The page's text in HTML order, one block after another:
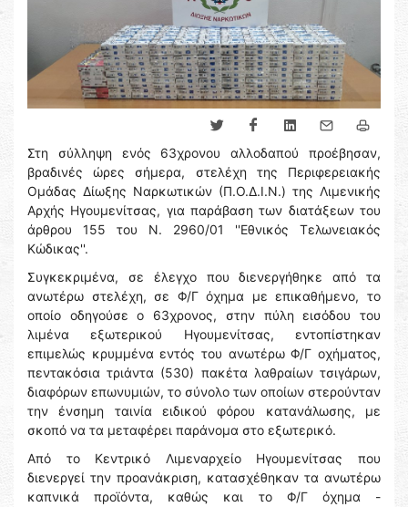
Στη σύλληψη ενός 63χρονου αλλοδαπού προέβησαν,
βραδινές ώρες σήμερα, στελέχη της Περιφερειακής
Ομάδας Δίωξης Ναρκωτικών (Π.Ο.Δ.Ι.Ν.) της Λιμενικής
Αρχής Ηγουμενίτσας, για παράβαση των διατάξεων του
άρθρου 155 του Ν. 2960/01 ''Εθνικός Τελωνειακός
Κώδικας''.
Συγκεκριμένα, σε έλεγχο που διενεργήθηκε από τα
ανωτέρω στελέχη, σε Φ/Γ όχημα με επικαθήμενο, το
οποίο οδηγούσε ο 63χρονος, στην πύλη εισόδου του
λιμένα εξωτερικού Ηγουμενίτσας, εντοπίστηκαν
επιμελώς κρυμμένα εντός του ανωτέρω Φ/Γ οχήματος,
πεντακόσια τριάντα (530) πακέτα λαθραίων τσιγάρων,
διαφόρων επωνυμιών, το σύνολο των οποίων στερούνταν
την ένσημη ταινία ειδικού φόρου κατανάλωσης, με
σκοπό να τα μεταφέρει παράνομα στο εξωτερικό.
Από το Κεντρικό Λιμεναρχείο Ηγουμενίτσας που
διενεργεί την προανάκριση, κατασχέθηκαν τα ανωτέρω
καπνικά προϊόντα, καθώς και το Φ/Γ όχημα -